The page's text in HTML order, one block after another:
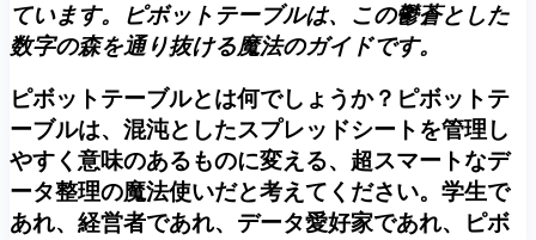
ています。ピボットテーブルは、この鬱蒼とした
数字の森を通り抜ける魔法のガイドです。
ピボットテーブルとは何でしょうか？ピボットテ
ーブルは、混沌としたスプレッドシートを管理し
やすく意味のあるものに変える、超スマートなデ
ータ整理の魔法使いだと考えてください。学生で
あれ、経営者であれ、データ愛好家であれ、ピボ